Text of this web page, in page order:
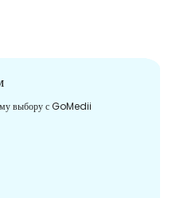
выбору с GoMedii